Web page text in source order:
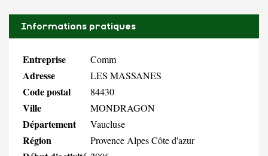
Informations pratiques
Entreprise Comm
Adresse LES MASSANES
Code postal 84430
Ville MONDRAGON
Département Vaucluse
Région Provence Alpes Côte d'azur